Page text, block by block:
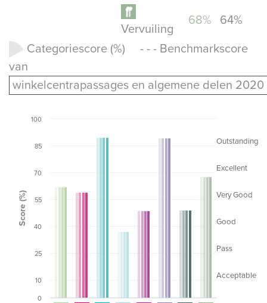
Vervuiling
68%
64%
Categoriescore (%) - - - Benchmarkscore
van
winkelcentrapassages en algemene delen 2020
Acceptable
Pass
Good
Very Good
Excellent
Outstanding
Score (%)
0
10
25
40
55
70
85
100